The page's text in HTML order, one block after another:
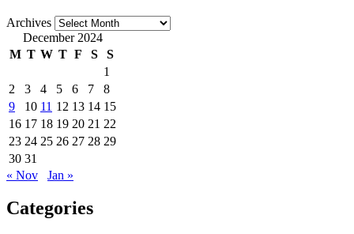
Archives
December 2024
M T W T F S
S
1
2
3 4 5 6 7
8
9
10 11 12 13 14 15
16 17 18 19 20 21 22
23 24 25 26 27 28 29
30 31
« Nov
Jan »
Categories